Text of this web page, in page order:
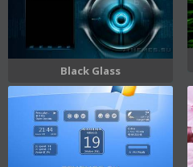
Black Glass